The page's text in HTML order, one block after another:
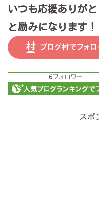
いつも応援ありが
と励みになります！
スポ